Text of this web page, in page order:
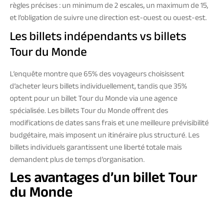
règles précises : un minimum de 2 escales, un maximum de 15,
et l’obligation de suivre une direction est-ouest ou ouest-est.
Les billets indépendants vs billets
Tour du Monde
L’enquête montre que 65% des voyageurs choisissent
d’acheter leurs billets individuellement, tandis que 35%
optent pour un billet Tour du Monde via une agence
spécialisée. Les billets Tour du Monde offrent des
modifications de dates sans frais et une meilleure prévisibilité
budgétaire, mais imposent un itinéraire plus structuré. Les
billets individuels garantissent une liberté totale mais
demandent plus de temps d’organisation.
Les avantages d’un billet Tour
du Monde